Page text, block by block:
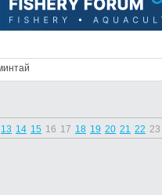
13 14 15 16 17 18 19 20 21 22 23